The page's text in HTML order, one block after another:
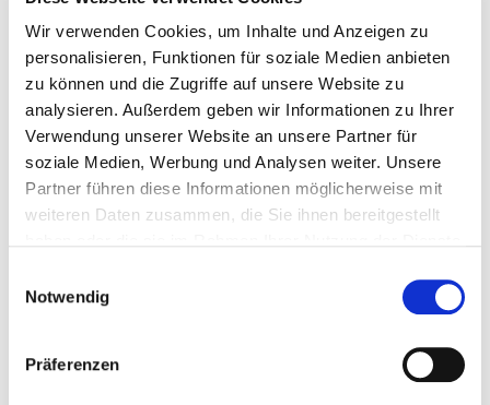
Wir verwenden Cookies, um Inhalte und Anzeigen zu
personalisieren, Funktionen für soziale Medien anbieten
zu können und die Zugriffe auf unsere Website zu
analysieren. Außerdem geben wir Informationen zu Ihrer
Verwendung unserer Website an unsere Partner für
soziale Medien, Werbung und Analysen weiter. Unsere
Partner führen diese Informationen möglicherweise mit
weiteren Daten zusammen, die Sie ihnen bereitgestellt
Notwendig
Präferenzen
@sanaa.therapist
Sanaa Laabich
Dipl. Psych. Sanaa Laabich hat Psychologie in
Greifswald und an der UC Berkeley in den USA
studiert und ist als Psychologische